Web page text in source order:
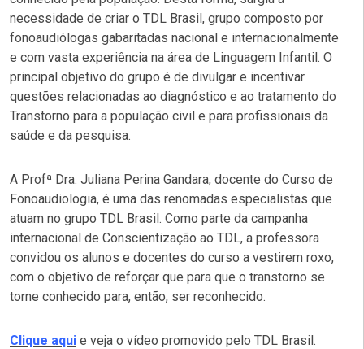
necessidade de criar o TDL Brasil, grupo composto por
fonoaudiólogas gabaritadas nacional e internacionalmente
e com vasta experiência na área de Linguagem Infantil. O
principal objetivo do grupo é de divulgar e incentivar
questões relacionadas ao diagnóstico e ao tratamento do
Transtorno para a população civil e para profissionais da
saúde e da pesquisa.
A Profª Dra. Juliana Perina Gandara, docente do Curso de
Fonoaudiologia, é uma das renomadas especialistas que
atuam no grupo TDL Brasil. Como parte da campanha
internacional de Conscientização ao TDL, a professora
convidou os alunos e docentes do curso a vestirem roxo,
com o objetivo de reforçar que para que o transtorno se
torne conhecido para, então, ser reconhecido.
Clique aqui e veja o vídeo promovido pelo TDL Brasil.